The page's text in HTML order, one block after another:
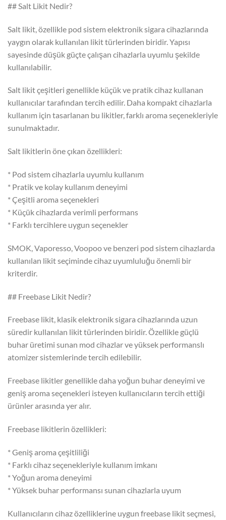
## Salt Likit Nedir?
Salt likit, özellikle pod sistem elektronik sigara cihazlarında
yaygın olarak kullanılan likit türlerinden biridir. Yapısı
sayesinde düşük güçte çalışan cihazlarla uyumlu şekilde
kullanılabilir.
Salt likit çeşitleri genellikle küçük ve pratik cihaz kullanan
kullanıcılar tarafından tercih edilir. Daha kompakt cihazlarla
kullanım için tasarlanan bu likitler, farklı aroma seçenekleriyle
sunulmaktadır.
Salt likitlerin öne çıkan özellikleri:
* Pod sistem cihazlarla uyumlu kullanım
* Pratik ve kolay kullanım deneyimi
* Çeşitli aroma seçenekleri
* Küçük cihazlarda verimli performans
* Farklı tercihlere uygun seçenekler
SMOK, Vaporesso, Voopoo ve benzeri pod sistem cihazlarda
kullanılan likit seçiminde cihaz uyumluluğu önemli bir
kriterdir.
## Freebase Likit Nedir?
Freebase likit, klasik elektronik sigara cihazlarında uzun
süredir kullanılan likit türlerinden biridir. Özellikle güçlü
buhar üretimi sunan mod cihazlar ve yüksek performanslı
atomizer sistemlerinde tercih edilebilir.
Freebase likitler genellikle daha yoğun buhar deneyimi ve
geniş aroma seçenekleri isteyen kullanıcıların tercih ettiği
ürünler arasında yer alır.
Freebase likitlerin özellikleri:
* Geniş aroma çeşitliliği
* Farklı cihaz seçenekleriyle kullanım imkanı
* Yoğun aroma deneyimi
* Yüksek buhar performansı sunan cihazlarla uyum
Kullanıcıların cihaz özelliklerine uygun freebase likit seçmesi,